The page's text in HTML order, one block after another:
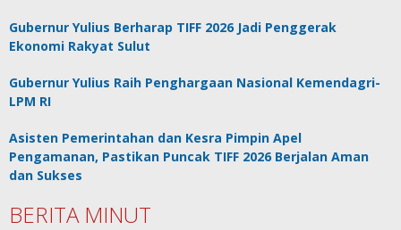
Gubernur Yulius Berharap TIFF 2026 Jadi Penggerak
Ekonomi Rakyat Sulut
Gubernur Yulius Raih Penghargaan Nasional Kemendagri-
LPM RI
Asisten Pemerintahan dan Kesra Pimpin Apel
Pengamanan, Pastikan Puncak TIFF 2026 Berjalan Aman
dan Sukses
BERITA MINUT